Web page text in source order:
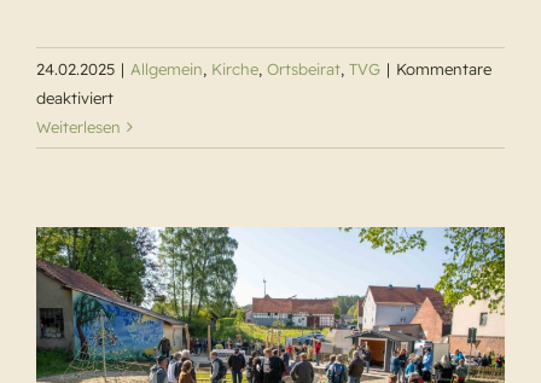
24.02.2025 | Allgemein, Kirche, Ortsbeirat, TVG | Kommentare
deaktiviertfür
Speckswinkel
erhält
Sitzbänke
Weiterlesen